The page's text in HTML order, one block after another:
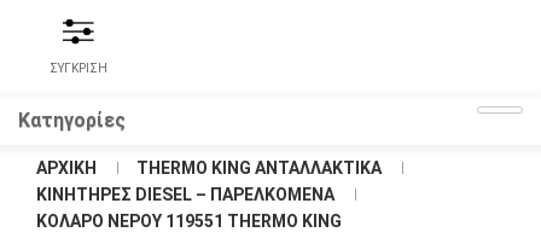
ΣΥΓΚΡΙΣΗ
Κατηγορίες
ΑΡΧΙΚΉ
THERMO KING ΑΝΤΑΛΛΑΚΤΙΚΑ
KΙΝΗΤΗΡΕΣ DIESEL – ΠΑΡΕΛΚΟΜΕΝΑ
ΚΟΛΆΡΟ ΝΕΡΟΎ 119551 THERMO KING